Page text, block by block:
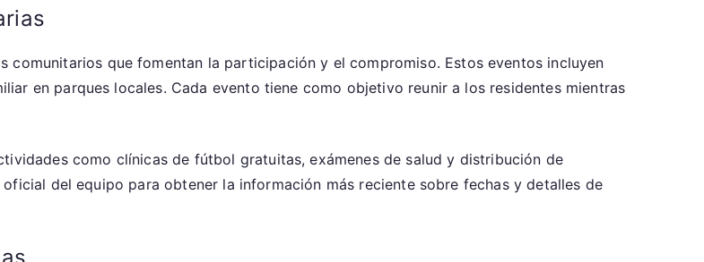
comunitarios que fomentan la participación y el compromiso. Estos eventos incluyen
en parques locales. Cada evento tiene como objetivo reunir a los residentes mientras
como clínicas de fútbol gratuitas, exámenes de salud y distribución de
del equipo para obtener la información más reciente sobre fechas y detalles de